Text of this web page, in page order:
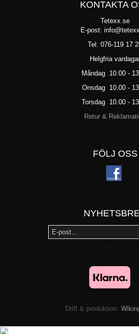
KONTAKTA
Tetexx.se
E-post:
Tel: 076-119 17
Helgfria
Måndag 10.00 -
Onsdag 10.00 -
Torsdag 10.00 -
Retur &
FÖLJ OSS
Drift & produktion: